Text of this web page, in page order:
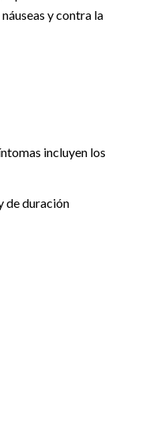
y contra la
incluyen los
de duración